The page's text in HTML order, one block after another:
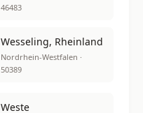
46483
Wesseling, Rheinland
Nordrhein-Westfalen ·
50389
Weste